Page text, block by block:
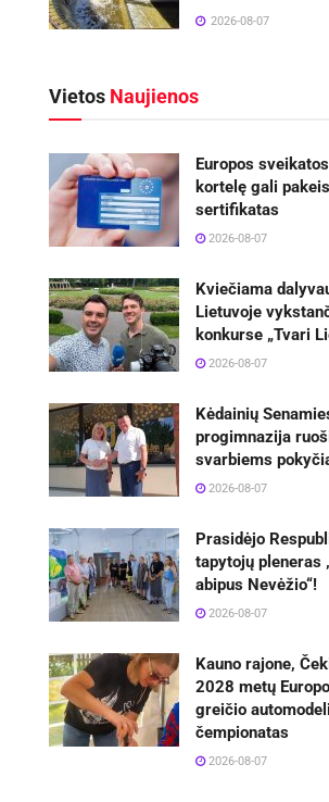
2026-08-07
Vietos Naujienos
Europos
kortelę gali
sertifikatas
2026-08-07
Kviečiama
Lietuvoje
konkurse „Tvari
2026-08-07
Kėdainių
progimnazija
svarbiems
2026-08-07
Prasidėjo
tapytojų pleneras
abipus Nevėžio“!
2026-08-07
Kauno rajone,
2028 metų
greičio
čempionatas
2026-08-07